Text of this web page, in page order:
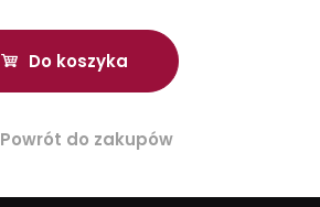
Powrót do zakupów